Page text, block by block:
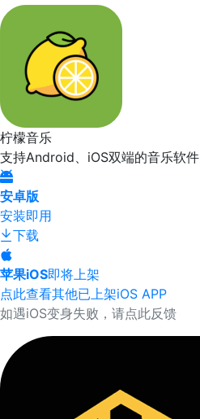
柠檬音乐
支持Android、iOS双端的音乐软件
安卓版
安装即用
下载
苹果iOS即将上架
点此查看其他已上架iOS APP
如遇iOS变身失败，请点此反馈